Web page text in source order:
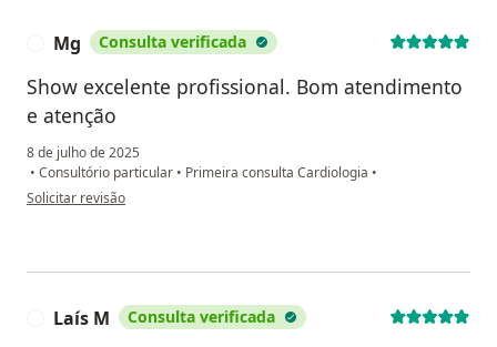
Mg Consulta verificada
Show excelente profissional. Bom atendimento
e atenção
8 de julho de 2025
• Consultório particular • Primeira consulta Cardiologia •
na opinião do utilizador Mg
Solicitar revisão
Laís M Consulta verificada